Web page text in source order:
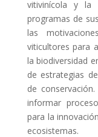
vitivinícola y la
programas de
las
viticultores para
la biodiversidad
de estrategias
de
informar
para la
ecosistemas.